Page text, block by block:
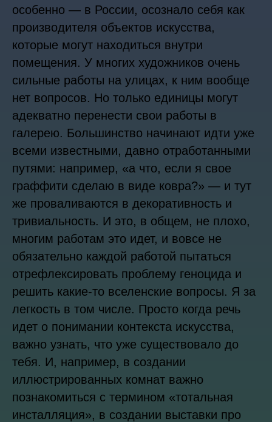
особенно — в России, осознало себя как
производителя объектов искусства,
которые могут находиться внутри
помещения. У многих художников очень
сильные работы на улицах, к ним вообще
нет вопросов. Но только единицы могут
адекватно перенести свои работы в
галерею. Большинство начинают идти уже
всеми известными, давно отработанными
путями: например, «а что, если я свое
граффити сделаю в виде ковра?» — и тут
же проваливаются в декоративность и
тривиальность. И это, в общем, не плохо,
многим работам это идет, и вовсе не
обязательно каждой работой пытаться
отрефлексировать проблему геноцида и
решить какие-то вселенские вопросы. Я за
легкость в том числе. Просто когда речь
идет о понимании контекста искусства,
важно узнать, что уже существовало до
тебя. И, например, в создании
иллюстрированных комнат важно
познакомиться с термином «тотальная
инсталляция», в создании выставки про